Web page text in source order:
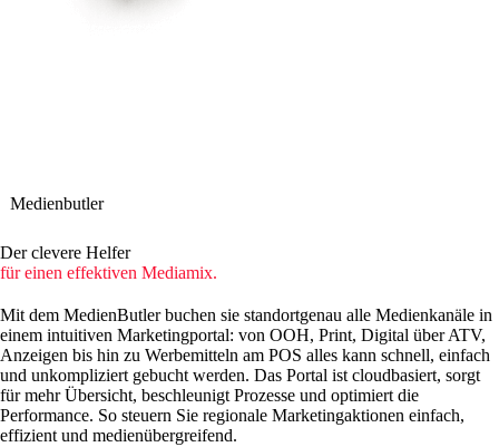
Medienbutler
Der clevere Helfer
für einen effektiven Mediamix.
Mit dem MedienButler buchen sie standortgenau alle Medienkanäle in
einem intuitiven Marketingportal: von OOH, Print, Digital über ATV,
Anzeigen bis hin zu Werbemitteln am POS alles kann schnell, einfach
und unkompliziert gebucht werden. Das Portal ist cloudbasiert, sorgt
für mehr Übersicht, beschleunigt Prozesse und optimiert die
Performance. So steuern Sie regionale Marketingaktionen einfach,
effizient und medienübergreifend.